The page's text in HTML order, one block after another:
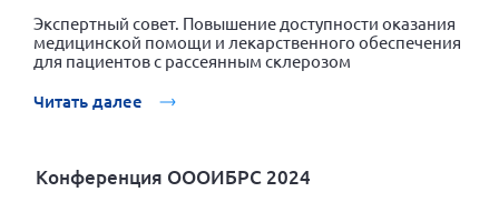
Экспертный совет. Повышение доступности оказания
медицинской помощи и лекарственного обеспечения
для пациентов с рассеянным склерозом
Читать далее
Конференция ОООИБРС 2024